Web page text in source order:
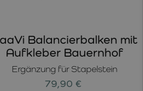
Ergänzung für Stapelstein
Balancierbalken mit
Aufkleber Bauernhof
79,90 €